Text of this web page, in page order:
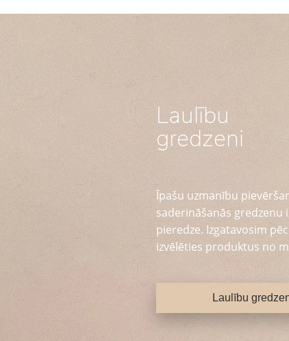
Laulību
gredzeni
Īpašu uzmanību
saderināšanās gredzenu
pieredze. Izgatavosim
izvēlēties produktus no
Laulību